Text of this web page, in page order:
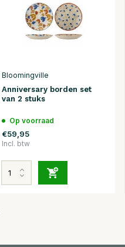
Bloomingville
Anniversary borden set
van 2 stuks
Op voorraad
€59,95
Incl. btw